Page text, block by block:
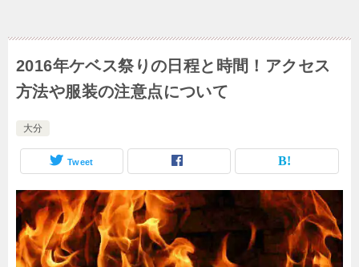
2016年ケベス祭りの日程と時間！アクセス
方法や服装の注意点について
大分
Tweet